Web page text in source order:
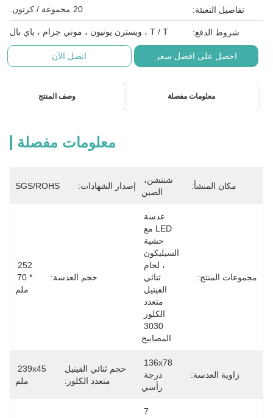
تفاصيل التعبئة: 20 مجموعة / كرتون.
شروط الدفع: T / T ، ويسترن يونيون ، موني جرام ، باي بال
احصل على افضل سعر اتصل الآن
معلومات مفصلة وصف المنتج
معلومات مفصلة
مكان المنشأ:
الصين
إصدار الشهادات: SGS/ROHS
مجموعات المنتج:
المصابيح
حجم العدسة:
ملم
زاوية العدسة:
رأسي
حجم ثنائي الفينيل
متعدد الكلور:
ملم